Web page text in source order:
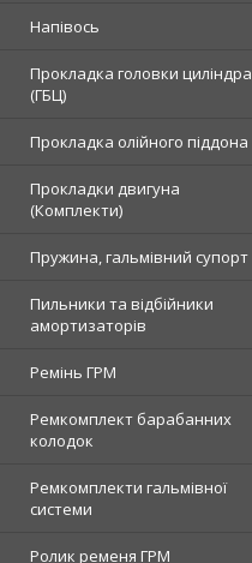
Напівось
Прокладка головки циліндра
(ГБЦ)
Прокладка олійного піддона
Прокладки двигуна
(Комплекти)
Пружина, гальмівний супорт
Пильники та відбійники
амортизаторів
Ремінь ГРМ
Ремкомплект барабанних
колодок
Ремкомплекти гальмівної
системи
Ролик ременя ГРМ